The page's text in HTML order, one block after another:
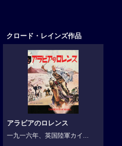
クロード・レインズ作品
アラビアのロレンス
一九一六年、英国陸軍カイ...